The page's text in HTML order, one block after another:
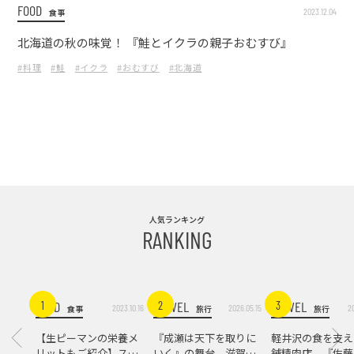
FOOD 食事 2023.12.04
北海道の秋の味覚！ 『鮭とイクラの親子おむすび』
#料理 #鮭 #イクラ #おむすび #北海道
人気ランキング
RANKING
1FOOD 食事 2023.10.16
【生ピーマンの栄養メ
2
TRAVEL 旅行 2026.05.15
『成瀬は天下を取りに
3
TRAVEL 旅行
軽井沢の食を支